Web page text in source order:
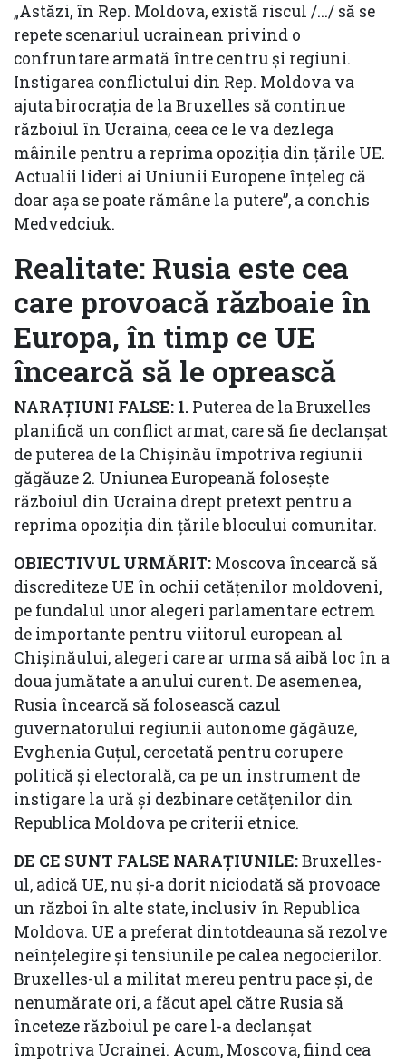
„Astăzi, în Rep. Moldova, există riscul /.../ să se
repete scenariul ucrainean privind o
confruntare armată între centru și regiuni.
Instigarea conflictului din Rep. Moldova va
ajuta birocrația de la Bruxelles să continue
războiul în Ucraina, ceea ce le va dezlega
mâinile pentru a reprima opoziția din țările UE.
Actualii lideri ai Uniunii Europene înțeleg că
doar așa se poate rămâne la putere”, a conchis
Medvedciuk.
Realitate: Rusia este cea
care provoacă războaie în
Europa, în timp ce UE
încearcă să le oprească
NARAȚIUNI FALSE: 1. Puterea de la Bruxelles
planifică un conflict armat, care să fie declanșat
de puterea de la Chișinău împotriva regiunii
găgăuze 2. Uniunea Europeană folosește
războiul din Ucraina drept pretext pentru a
reprima opoziția din țările blocului comunitar.
OBIECTIVUL URMĂRIT: Moscova încearcă să
discrediteze UE în ochii cetățenilor moldoveni,
pe fundalul unor alegeri parlamentare ectrem
de importante pentru viitorul european al
Chișinăului, alegeri care ar urma să aibă loc în a
doua jumătate a anului curent. De asemenea,
Rusia încearcă să folosească cazul
guvernatorului regiunii autonome găgăuze,
Evghenia Guțul, cercetată pentru corupere
politică și electorală, ca pe un instrument de
instigare la ură și dezbinare cetățenilor din
Republica Moldova pe criterii etnice.
DE CE SUNT FALSE NARAȚIUNILE:Bruxelles-
ul, adică UE, nu și-a dorit niciodată să provoace
un război în alte state, inclusiv în Republica
Moldova. UE a preferat dintotdeauna să rezolve
neînțelegire și tensiunile pe calea negocierilor.
Bruxelles-ul a militat mereu pentru pace și, de
nenumărate ori, a făcut apel către Rusia să
înceteze războiul pe care l-a declanșat
împotriva Ucrainei. Acum, Moscova, fiind cea